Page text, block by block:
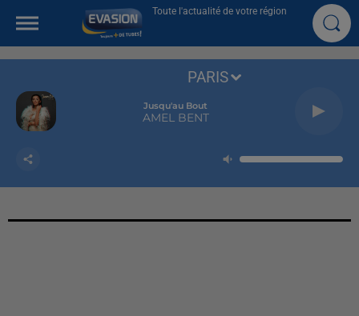
Toute l'actualité de votre région
Jusqu'au Bout
AMEL BENT
PARIS